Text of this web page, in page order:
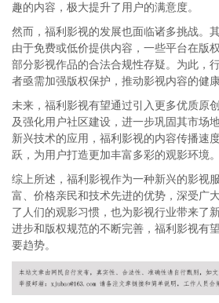
趣的内容，极大提升了用户的满意度。
然而，福利影视的发展也面临诸多挑战。
由于免费或低价提供内容，一些平台在版
部分影视作品的合法合规性存疑。为此，
者亟需加强版权保护，推动影视内容的健康
未来，福利影视有望通过引入更多优质原
及强化用户社区建设，进一步巩固其市场
新兴技术的应用，福利影视的内容传播速
跃，为用户打造更加丰富多彩的观影环境。
综上所述，福利影视作为一种新兴的影视
富、价格亲民和技术先进的优势，深受广
了人们的观影习惯，也为影视行业带来了
进步和版权规范的不断完善，福利影视有
要趋势。